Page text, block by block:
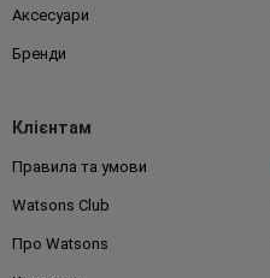
Аксесуари
Бренди
Клієнтам
Правила та умови
Watsons Club
Про Watsons